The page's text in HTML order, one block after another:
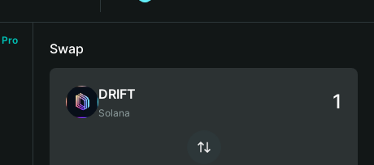
Pro
Swap
DRIFT
Solana